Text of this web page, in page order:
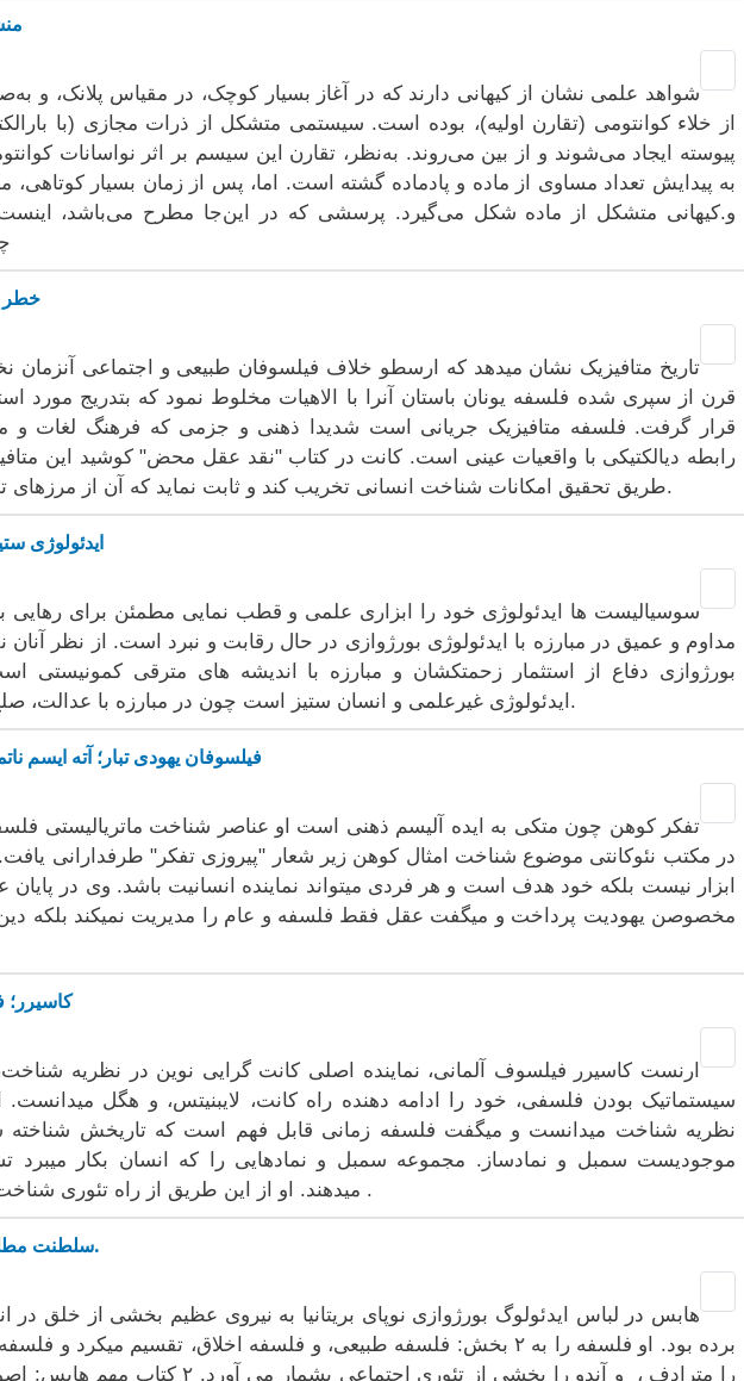
شواهد علمی نشان از کیهانی دارند که در آغاز بسیار کوچک، در مقیاس پلانک، و
از خلاء کوانتومی (تقارن اولیه)، بوده است. سیستمی متشکل از ذرات مجازی (با
پیوسته ایجاد می‌شوند و از بین می‌روند. به‌نظر، تقارن این سیسم بر اثر نواسانات
به پیدایش تعداد مساوی از ماده و پادماده گشته است. اما، پس از زمان بسیار کوتاهی،
و.کیهانی متشکل از ماده شکل می‌گیرد. پرسشی که در این‌جا مطرح می‌باشد،
خطر
قرن از سپری شده فلسفه یونان باستان آنرا با الاهیات مخلوط نمود که بتدریج مورد
قرار گرفت. فلسفه متافیزیک جریانی است شدیدا ذهنی و جزمی که فرهنگ لغات و
رابطه دیالکتیکی با واقعیات عینی است. کانت در کتاب "نقد عقل محض" کوشید این
طریق تحقیق امکانات شناخت انسانی تخریب کند و ثابت نماید که آن از مرزهای تجربه نمی تواند عبور کند.
ایدئولوژی
سوسیالیست ها ایدئولوژی خود را ابزاری علمی و قطب نمایی مطمئن برای رهایی
مداوم و عمیق در مبارزه با ایدئولوژی بورژوازی در حال رقابت و نبرد است. از نظر
بورژوازی دفاع از استثمار زحمتکشان و مبارزه با اندیشه های مترقی کمونیستی
ایدئولوژی غیرعلمی و انسان ستیز است چون در مبارزه با عدالت، صلح، آزادی، و برابری است.
فیلسوفان یهودی تبار؛ آته ایسم
تفکر کوهن چون متکی به ایده آلیسم ذهنی است او عناصر شناخت ماتریالیستی
در مکتب نئوکانتی موضوع شناخت امثال کوهن زیر شعار "پیروزی تفکر" طرفدارانی یافت.
ابزار نیست بلکه خود هدف است و هر فردی میتواند نماینده انسانیت باشد. وی در
مخصوصن یهودیت پرداخت و میگفت عقل فقط فلسفه و عام را مدیریت نمیکند بلکه دین
ارنست کاسیرر فیلسوف آلمانی، نماینده اصلی کانت گرایی نوین در نظریه
سیستماتیک بودن فلسفی، خود را ادامه دهنده راه کانت، لایبنیتس، و هگل میدانست.
نظریه شناخت میدانست و میگفت فلسفه زمانی قابل فهم است که تاریخش
موجودیست سمبل و نمادساز. مجموعه سمبل و نمادهایی را که انسان بکار میبرد
میدهند. او از این طریق از راه تئوری شناخت به فلسفه فرهنگ رسید .
سلطنت مطلقه ؛ آنارشی جنگل گرگ‌ها.
برده بود. او فلسفه را به ۲ بخش: فلسفه طبیعی، و فلسفه اخلاق، تقسیم